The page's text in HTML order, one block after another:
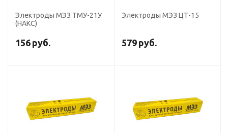
Электроды МЭЗ ТМУ-21У
(НАКС)
156 руб.
Электроды МЭЗ ЦТ-15
579 руб.